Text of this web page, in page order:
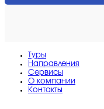
Туры
Направления
Сервисы
O компании
Контакты